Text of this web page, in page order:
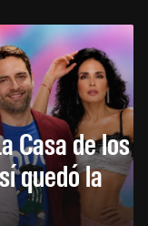
Casa de los
quedó la